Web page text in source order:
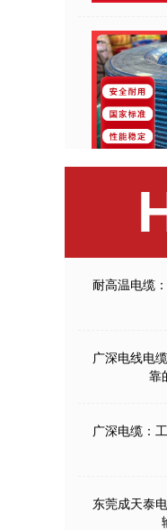
耐高温电缆
广深电线电
靠
广深电缆：
东莞成天泰